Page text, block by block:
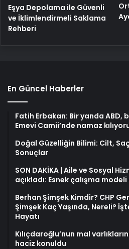
Eşya Depolama ile Güvenli
ve İklimlendirmeli Saklama
Rehberi
En Güncel Haberler
Fatih Erbakan: Bir yanda ABD,
Emevi Camii’nde namaz
Doğal Güzelliğin Bilimi: Cilt,
Sonuçlar
SON DAKİKA | Aile ve Sosyal
açıkladı: Esnek çalışma
Berhan Şimşek Kimdir? CHP
Şimşek Kaç Yaşında, Nereli?
Hayatı
Kılıçdaroğlu’nun mal
haciz konuldu